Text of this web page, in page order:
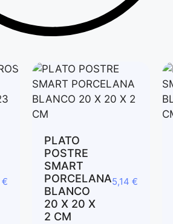
€
PLATO
POSTRE
SMART
PORCELANA
BLANCO
20 X 20 X
2 CM
5,14 €